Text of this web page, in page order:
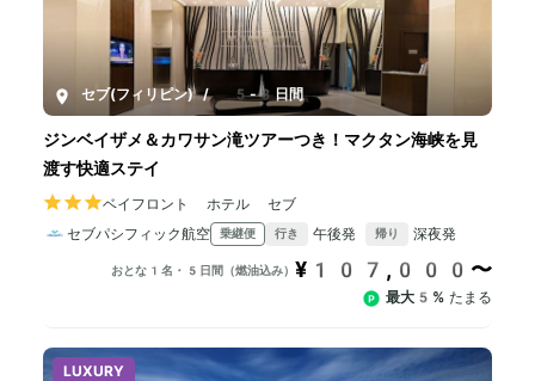
セブ(フィリピン) / 5-8日間
ジンベイザメ＆カワサン滝ツアーつき！マクタン海峡を見
渡す快適ステイ
ベイフロント ホテル セブ
セブパシフィック航空
乗継便 行き 午後発 帰り 深夜発
おとな1名・5日間（燃油込み） ¥107,000〜
最大5% たまる
LUXURY